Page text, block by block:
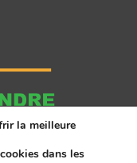
la meilleure
dans les